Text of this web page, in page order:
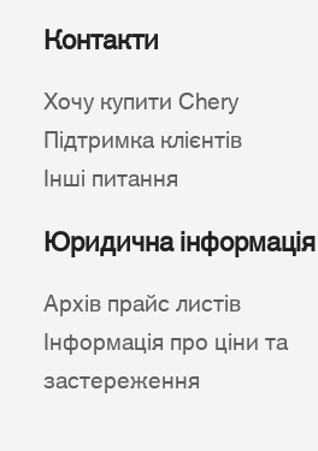
Контакти
Хочу купити Chery
Підтримка клієнтів
Інші питання
Юридична інформація
Архів прайс листів
Інформація про ціни та
застереження